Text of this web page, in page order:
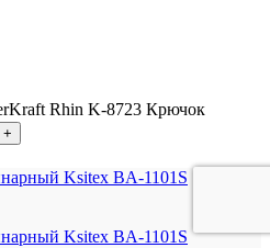
Rhin K-8723 Крючок